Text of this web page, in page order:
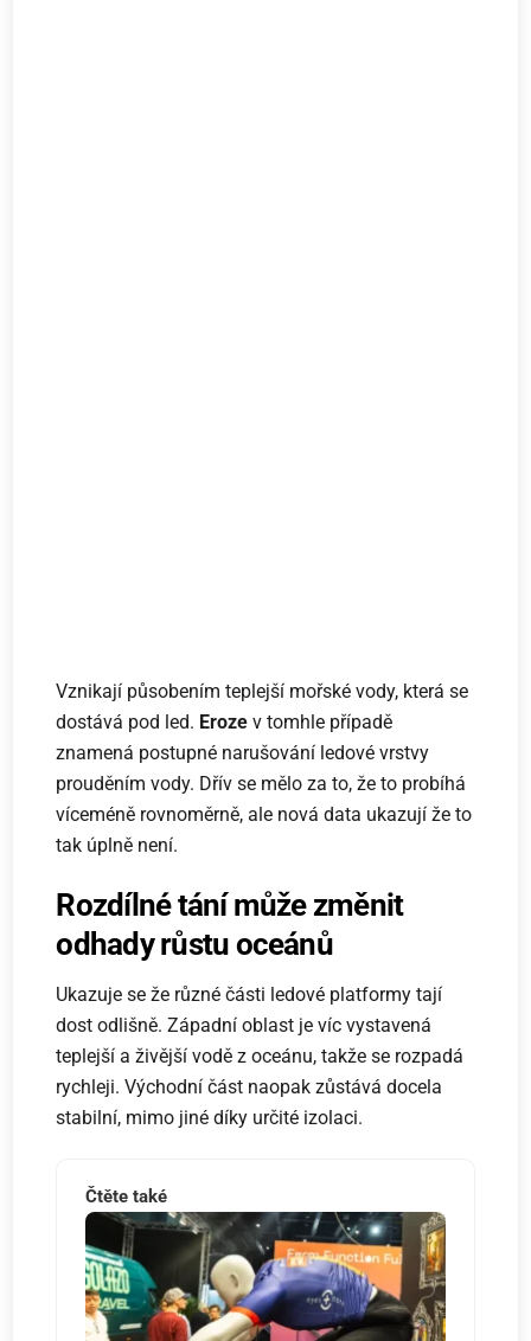
Vznikají působením teplejší mořské vody, která se
dostává pod led. Eroze v tomhle případě
znamená postupné narušování ledové vrstvy
prouděním vody. Dřív se mělo za to, že to probíhá
víceméně rovnoměrně, ale nová data ukazují že to
tak úplně není.
Rozdílné tání může změnit
odhady růstu oceánů
Ukazuje se že různé části ledové platformy tají
dost odlišně. Západní oblast je víc vystavená
teplejší a živější vodě z oceánu, takže se rozpadá
rychleji. Východní část naopak zůstává docela
stabilní, mimo jiné díky určité izolaci.
Čtěte také